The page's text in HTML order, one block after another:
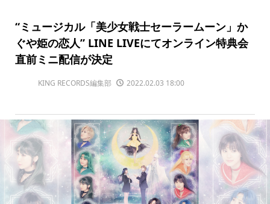
“ミュージカル「美少女戦士セーラームーン」か
ぐや姫の恋人” LINE LIVEにてオンライン特典会
直前ミニ配信が決定
KING RECORDS編集部 2022.02.03 18:00